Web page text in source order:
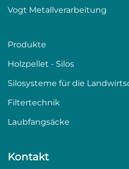
Vogt Metallverarbeitung
Produkte
Holzpellet - Silos
Silosysteme für die
Filtertechnik
Laubfangsäcke
Kontakt